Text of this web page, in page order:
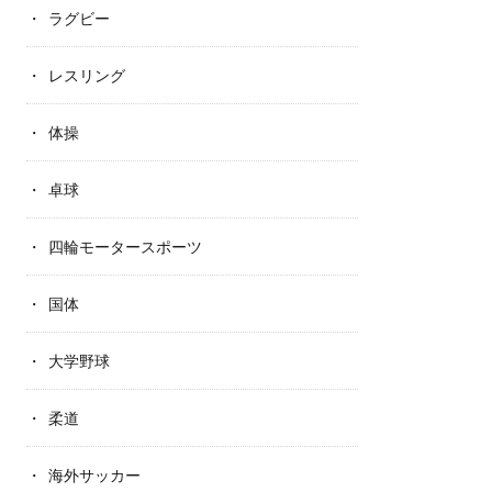
ラグビー
レスリング
体操
卓球
四輪モータースポーツ
国体
大学野球
柔道
海外サッカー